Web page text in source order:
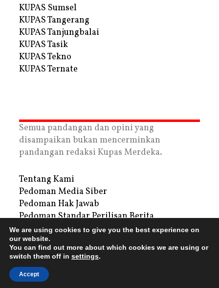
KUPAS Sumsel
KUPAS Tangerang
KUPAS Tanjungbalai
KUPAS Tasik
KUPAS Tekno
KUPAS Ternate
Semua pandangan dan opini yang
disampaikan bukan mencerminkan
pandangan redaksi Kupas Merdeka.
Tentang Kami
Pedoman Media Siber
Pedoman Hak Jawab
Pedoman Standar Perilisan Berita
Privacy Policy
Periklanan
Copyright © 2026 | PT. Tegar Kupas Mediatama
We are using cookies to give you the best experience on
our website.
You can find out more about which cookies we are using or
switch them off in settings.
Accept